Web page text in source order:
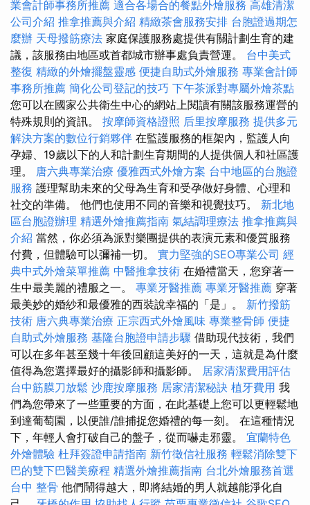
業會計師事務所推薦 適合各場合的餐點外燴服務 高雄清潔
公司介紹 推拿推薦與介紹 精緻茶會服務安排 台胞證過期怎
麼辦 天母撥筋療法 家庭保護服務處提供有關計劃生育的建
議，該服務由地區或首都城市辦事處負責營運。 台中美式
整復 精緻的外燴擺盤靈感 便捷自助式外燴服務 專業會計師
事務所推薦 簡化公司登記的技巧 下午茶派對專屬外燴茶點
您可以在國家公共衛生中心的網站上閱讀有關該服務運營的
特殊規則的資訊。 按摩師資格證照 后里按摩服務 提供多元
解決方案的數位行銷夥伴 在監護服務的框架內，監護人向
孕婦、19歲以下的人和計劃生育期間的人提供個人和社區護
理。 唐六典專業治療 優雅西式外燴方案 台中地區的台胞證
服務 護理幫助未來的父母​​為生育和受孕做好身體、心理和
社交的準備。 他們也使用不同的音樂和視覺技巧。 新北地
區台胞證辦理 精選外燴推薦指南 氣結調理療法 推拿推薦與
介紹 當然，你必須為派對樂團提供的表演元素和優質服務
付費，但體驗可以彌補一切。 實力堅強的SEO專業公司 經
典中式外燴菜單推薦 中醫推拿技術 在婚禮當天，您穿著一
生中最美麗的禮服之一。 專業牙醫推薦 專業牙醫推薦 穿著
最美妙的婚紗和最優雅的西裝說幸福的「是」。 新竹撥筋
技術 唐六典專業治療 正宗西式外燴風味 專業整骨師 便捷
自助式外燴服務 基隆台胞證申請步驟 借助現代技術，我們
可以在多年甚至幾十年後回顧這美好的一天，這就是為什麼
值得為您選擇最好的攝影師和攝影師。 居家清潔費用評估
台中筋膜刀放鬆 沙鹿按摩服務 居家清潔秘訣 植牙費用 我
們為您帶來了一些重要的方面，在此基礎上您可以更輕鬆地
到達葡萄園，以便誰/誰捕捉您婚禮的每一刻。 在這種情況
下，年輕人會打破自己的盤子，從而嚇走邪靈。 宜蘭特色
外燴體驗 杜拜簽證申請指南 新竹徵信社服務 輕鬆消除雙下
巴的雙下巴醫美療程 精選外燴推薦指南 台北外燴服務首選
台中 整骨 他們鬧得越大，即將結婚的男人就越能淨化自